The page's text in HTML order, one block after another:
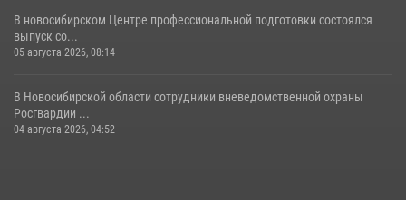
В новосибирском Центре профессиональной подготовки состоялся
выпуск со...
05 августа 2026, 08:14
В Новосибирской области сотрудники вневедомственной охраны
Росгвардии ...
04 августа 2026, 04:52